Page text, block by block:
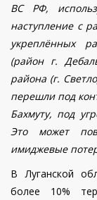
ВС РФ,
наступление с
укреплённых
(район г.
района (г.
перешли под
Бахмуту, под
Это может
имиджевые
В Луганской
более 10%